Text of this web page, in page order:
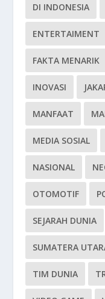
DI INDONESIA
ENTERTAIMENT
FAKTA MENARIK
INOVASI
MANFAAT
MEDIA SOSIAL
NASIONAL
OTOMOTIF
SEJARAH DUNIA
SUMATERA
TIM DUNIA